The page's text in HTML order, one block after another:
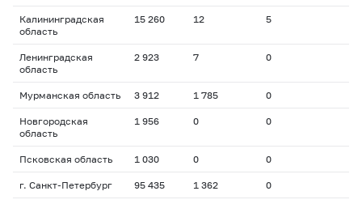
Калининградская
область
15 260 12 5
Ленинградская
область
2 923 7 0
Мурманская область 3 912 1 785 0
Новгородская
область
1 956 0 0
Псковская область 1 030 0 0
г. Санкт-Петербург 95 435 1 362 0